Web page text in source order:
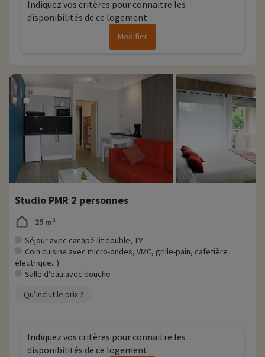
Indiquez vos critères pour connaitre les
disponibilités de ce logement
Modifier
Studio PMR 2 personnes
25 m²
Séjour avec canapé-lit double, TV
Coin cuisine avec micro-ondes, VMC, grille-pain, cafetière
électrique...)
Salle d’eau avec douche
Qu’inclut le prix ?
Indiquez vos critères pour connaitre les
disponibilités de ce logement